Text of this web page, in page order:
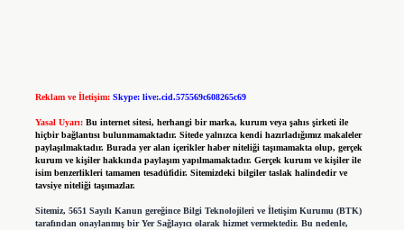
Reklam ve İletişim: Skype: live:.cid.575569c608265c69
Yasal Uyarı: Bu internet sitesi, herhangi bir marka, kurum veya şahıs şirketi ile
hiçbir bağlantısı bulunmamaktadır. Sitede yalnızca kendi hazırladığımız makaleler
paylaşılmaktadır. Burada yer alan içerikler haber niteliği taşımamakta olup, gerçek
kurum ve kişiler hakkında paylaşım yapılmamaktadır. Gerçek kurum ve kişiler ile
isim benzerlikleri tamamen tesadüfidir. Sitemizdeki bilgiler taslak halindedir ve
tavsiye niteliği taşımazlar.
Sitemiz, 5651 Sayılı Kanun gereğince Bilgi Teknolojileri ve İletişim Kurumu (BTK)
tarafından onaylanmış bir Yer Sağlayıcı olarak hizmet vermektedir. Bu nedenle,